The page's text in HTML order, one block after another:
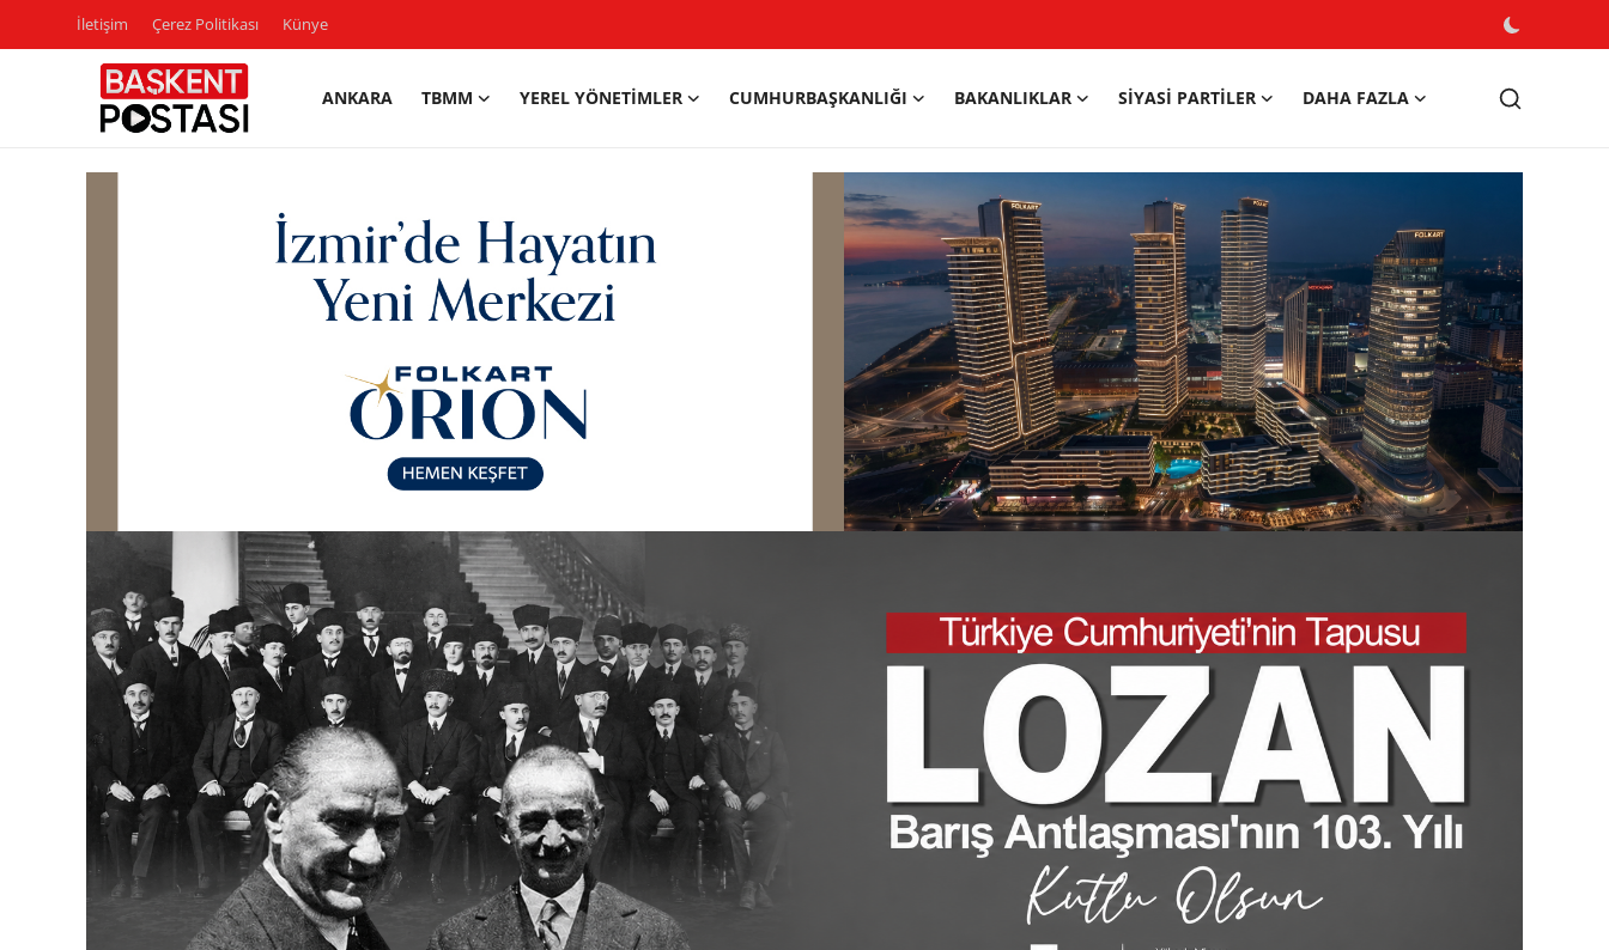
İletişim Çerez Politikası Künye
ANKARA TBMM YEREL YÖNETIMLER CUMHURBAŞKANLIĞI BAKANLIKLAR SIYASI PARTILER DAHA FAZLA
Bakanlıklar
Siyasi Partiler
Mülki İdare
Toplum ve Yaşam
Sivil Toplum Kuruluşları
Kamu Kurumları ve Üst Kurullar